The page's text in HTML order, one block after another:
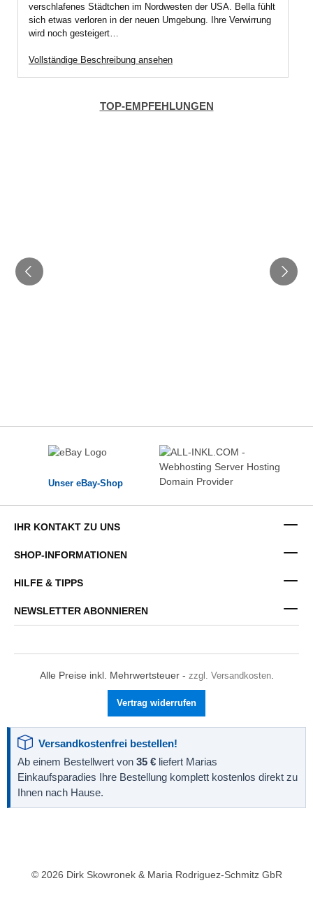
verschlafenes Städtchen im Nordwesten der USA. Bella fühlt
sich etwas verloren in der neuen Umgebung. Ihre Verwirrung
wird noch gesteigert…
Vollständige Beschreibung ansehen
TOP-EMPFEHLUNGEN
Unser eBay-Shop
IHR KONTAKT ZU UNS
SHOP-INFORMATIONEN
HILFE & TIPPS
NEWSLETTER ABONNIEREN
Alle Preise inkl. Mehrwertsteuer - zzgl. Versandkosten.
Vertrag widerrufen
Versandkostenfrei bestellen!
Ab einem Bestellwert von 35 € liefert Marias
Einkaufsparadies Ihre Bestellung komplett kostenlos direkt zu
Ihnen nach Hause.
© 2026 Dirk Skowronek & Maria Rodriguez-Schmitz GbR